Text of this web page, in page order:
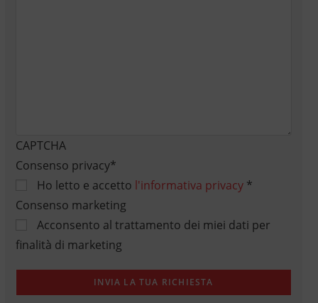
CAPTCHA
Consenso privacy*
Ho letto e accetto l'informativa privacy*
Consenso marketing
Acconsento al trattamento dei miei dati per
finalità di marketing